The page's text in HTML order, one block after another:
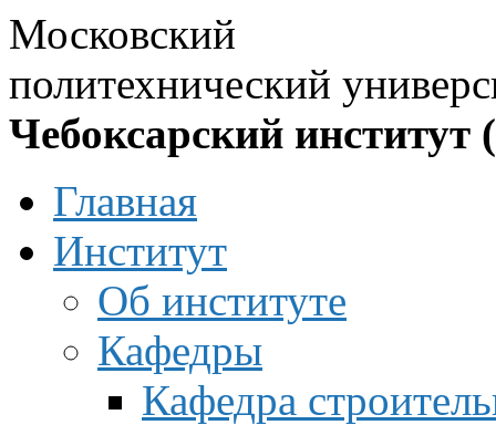
Московский
политехнический
Чебоксарский институт
Главная
Институт
Об институте
Кафедры
Кафедра